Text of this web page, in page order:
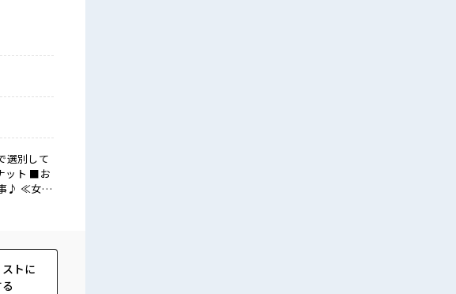
選別して
■お
事♪ ≪女性
ぎなけ
しょう！
すい少
♪
トに